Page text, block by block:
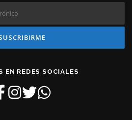
EN REDES SOCIALES